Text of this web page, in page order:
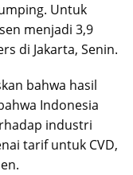
Untuk
menjadi 3,9
di Jakarta, Senin.
bahwa hasil
Indonesia
industri
tarif untuk CVD,